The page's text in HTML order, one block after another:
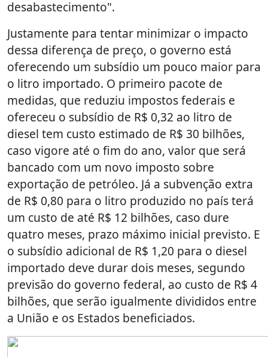
desabastecimento".
Justamente para tentar minimizar o impacto
dessa diferença de preço, o governo está
oferecendo um subsídio um pouco maior para
o litro importado. O primeiro pacote de
medidas, que reduziu impostos federais e
ofereceu o subsídio de R$ 0,32 ao litro de
diesel tem custo estimado de R$ 30 bilhões,
caso vigore até o fim do ano, valor que será
bancado com um novo imposto sobre
exportação de petróleo. Já a subvenção extra
de R$ 0,80 para o litro produzido no país terá
um custo de até R$ 12 bilhões, caso dure
quatro meses, prazo máximo inicial previsto. E
o subsídio adicional de R$ 1,20 para o diesel
importado deve durar dois meses, segundo
previsão do governo federal, ao custo de R$ 4
bilhões, que serão igualmente divididos entre
a União e os Estados beneficiados.